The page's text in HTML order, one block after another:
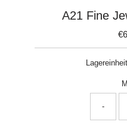
A21 Fine
-